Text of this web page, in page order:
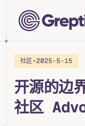
Skip to content
社区•2025-5-15
开源的边
社区